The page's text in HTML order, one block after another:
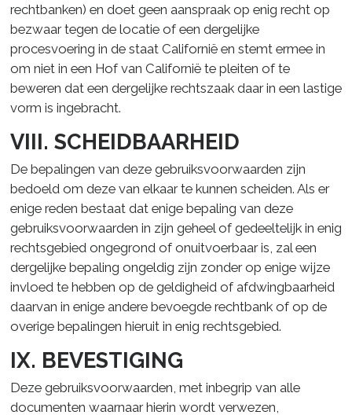
rechtbanken) en doet geen aanspraak op enig recht op
bezwaar tegen de locatie of een dergelijke
procesvoering in de staat Californië en stemt ermee in
om niet in een Hof van Californië te pleiten of te
beweren dat een dergelijke rechtszaak daar in een lastige
vorm is ingebracht.
VIII. SCHEIDBAARHEID
De bepalingen van deze gebruiksvoorwaarden zijn
bedoeld om deze van elkaar te kunnen scheiden. Als er
enige reden bestaat dat enige bepaling van deze
gebruiksvoorwaarden in zijn geheel of gedeeltelijk in enig
rechtsgebied ongegrond of onuitvoerbaar is, zal een
dergelijke bepaling ongeldig zijn zonder op enige wijze
invloed te hebben op de geldigheid of afdwingbaarheid
daarvan in enige andere bevoegde rechtbank of op de
overige bepalingen hieruit in enig rechtsgebied.
IX. BEVESTIGING
Deze gebruiksvoorwaarden, met inbegrip van alle
documenten waarnaar hierin wordt verwezen,